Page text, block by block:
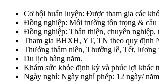
Cơ hội huấn luyện: Được tham gia các
Đồng nghiệp: Môi trường tôn trọng & cầu
Đồng nghiệp: Thân thiện, chuyên nghiệp,
Tham gia BHXH, YT, TN theo quy định
Thưởng thâm niên, Thưởng lễ, Tết, lương
Du lịch hàng năm.
Khám sức khỏe định kỳ và phúc lợi khác
Ngày nghỉ: Ngày nghỉ phép: 12 ngày/